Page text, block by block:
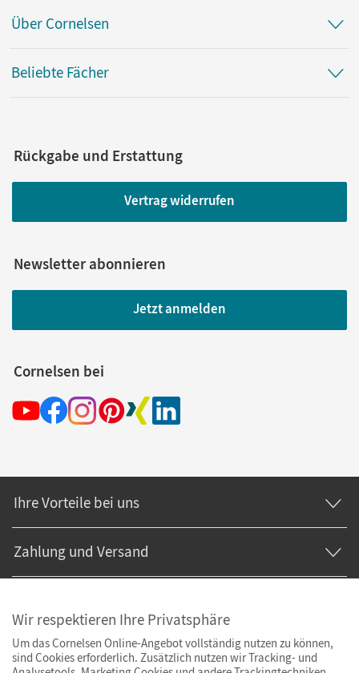
Über Cornelsen
Beliebte Fächer
Rückgabe und Erstattung
Vertrag widerrufen
Newsletter abonnieren
Jetzt anmelden
Cornelsen bei
Ihre Vorteile bei uns
Zahlung und Versand
Wir respektieren Ihre Privatsphäre
Um das Cornelsen Online-Angebot vollständig nutzen zu können,
sind Cookies erforderlich. Zusätzlich nutzen wir Tracking- und